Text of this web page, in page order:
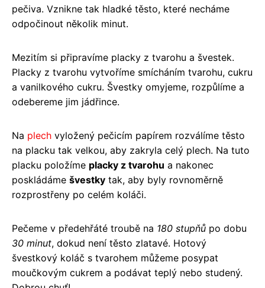
pečiva. Vznikne tak hladké těsto, které necháme
odpočinout několik minut.
Mezitím si připravíme placky z tvarohu a švestek.
Placky z tvarohu vytvoříme smícháním tvarohu, cukru
a vanilkového cukru. Švestky omyjeme, rozpůlíme a
odebereme jim jádřince.
Na plech vyložený pečicím papírem rozválíme těsto
na placku tak velkou, aby zakryla celý plech. Na tuto
placku položíme placky z tvarohu a nakonec
poskládáme švestky tak, aby byly rovnoměrně
rozprostřeny po celém koláči.
Pečeme v předehřáté troubě na 180 stupňů po dobu
30 minut, dokud není těsto zlatavé. Hotový
švestkový koláč s tvarohem můžeme posypat
moučkovým cukrem a podávat teplý nebo studený.